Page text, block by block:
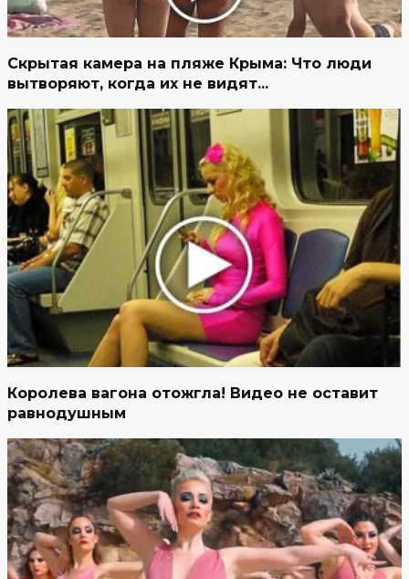
Скрытая камера на пляже Крыма: Что люди
вытворяют, когда их не видят...
Королева вагона отожгла! Видео не оставит
равнодушным